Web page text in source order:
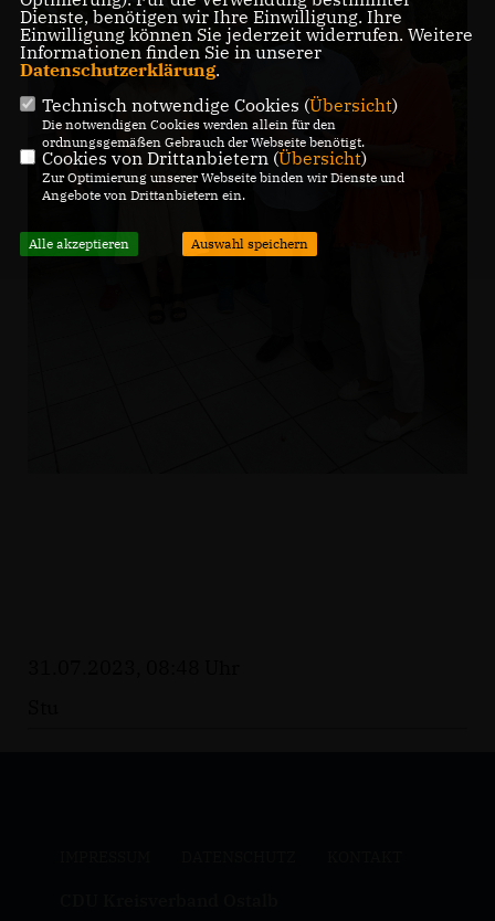
Dienste, benötigen wir Ihre Einwilligung. Ihre
Einwilligung können Sie jederzeit widerrufen. Weitere
Informationen finden Sie in unserer
Datenschutzerklärung.
Technisch notwendige Cookies (Übersicht)
Die notwendigen Cookies werden allein für den
ordnungsgemäßen Gebrauch der Webseite benötigt.
Cookies von Drittanbietern (Übersicht)
Zur Optimierung unserer Webseite binden wir Dienste und
Angebote von Drittanbietern ein.
Alle akzeptieren Auswahl speichern